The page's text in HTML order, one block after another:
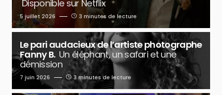
Disponible sur Netflix
5 juillet 2026 3 minutes de lecture
Le pari audacieux de l’artiste photographe
Fanny B. Un éléphant, un safari et une
démission
7 juin 2026 3 minutes de lecture